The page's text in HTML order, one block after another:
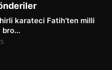
karateci Fatih’ten milli